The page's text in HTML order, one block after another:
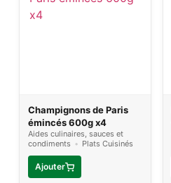
Champignons de Paris
émincés 600g x4
Aides culinaires, sauces et
condiments • Plats Cuisinés
Ajouter